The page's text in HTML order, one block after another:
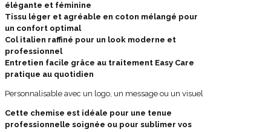
élégante et féminine
Tissu léger et agréable en coton mélangé pour
un confort optimal
Col italien raffiné pour un look moderne et
professionnel
Entretien facile grâce au traitement Easy Care
pratique au quotidien
Personnalisable avec un logo, un message ou un visuel
Cette chemise est idéale pour une tenue
professionnelle soignée ou pour sublimer vos